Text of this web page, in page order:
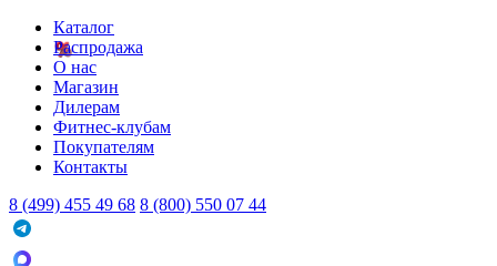
Каталог
Распродажа
О нас
Магазин
Дилерам
Фитнес-клубам
Покупателям
Контакты
8 (499) 455 49 68 8 (800) 550 07 44